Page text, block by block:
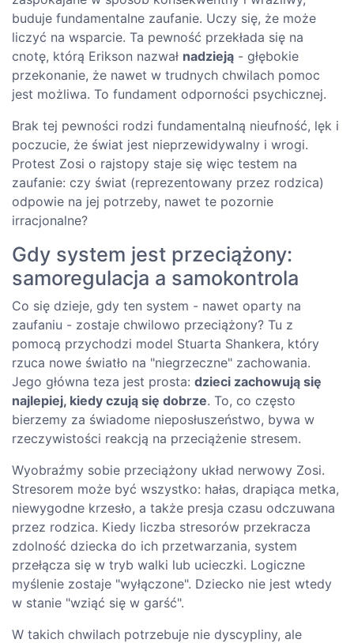
buduje fundamentalne zaufanie. Uczy się, że może
liczyć na wsparcie. Ta pewność przekłada się na
cnotę, którą Erikson nazwał nadzieją - głębokie
przekonanie, że nawet w trudnych chwilach pomoc
jest możliwa. To fundament odporności psychicznej.
Brak tej pewności rodzi fundamentalną nieufność, lęk i
poczucie, że świat jest nieprzewidywalny i wrogi.
Protest Zosi o rajstopy staje się więc testem na
zaufanie: czy świat (reprezentowany przez rodzica)
odpowie na jej potrzeby, nawet te pozornie
irracjonalne?
Gdy system jest przeciążony:
samoregulacja a samokontrola
Co się dzieje, gdy ten system - nawet oparty na
zaufaniu - zostaje chwilowo przeciążony? Tu z
pomocą przychodzi model Stuarta Shankera, który
rzuca nowe światło na "niegrzeczne" zachowania.
Jego główna teza jest prosta: dzieci zachowują się
najlepiej, kiedy czują się dobrze. To, co często
bierzemy za świadome nieposłuszeństwo, bywa w
rzeczywistości reakcją na przeciążenie stresem.
Wyobraźmy sobie przeciążony układ nerwowy Zosi.
Stresorem może być wszystko: hałas, drapiąca metka,
niewygodne krzesło, a także presja czasu odczuwana
przez rodzica. Kiedy liczba stresorów przekracza
zdolność dziecka do ich przetwarzania, system
przełącza się w tryb walki lub ucieczki. Logiczne
myślenie zostaje "wyłączone". Dziecko nie jest wtedy
w stanie "wziąć się w garść".
W takich chwilach potrzebuje nie dyscypliny, ale